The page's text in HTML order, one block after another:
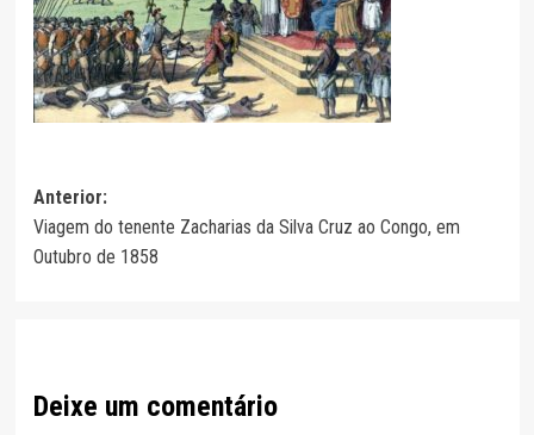
Navegação
de
Anterior:
Viagem do tenente Zacharias da Silva Cruz ao Congo, em
Outubro de 1858
Deixe um comentário